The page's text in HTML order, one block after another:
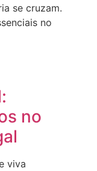
se cruzam.
no
no
viva